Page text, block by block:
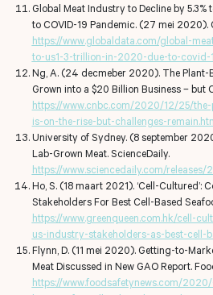
Global Meat Industry to Decline by 5.3%
to COVID-19 Pandemic. (27 mei 2020).
https://www.globaldata.com/global-
to-us1-3-trillion-in-2020-due-to-covid-
Ng, A. (24 decmeber 2020). The Plant-
Grown into a $20 Billion Business – but
https://www.cnbc.com/2020/12/25/
is-on-the-rise-but-challenges-
University of Sydney. (8 september
Lab-Grown Meat.ScienceDaily.
https://www.sciencedaily.com/
Ho, S. (18 maart 2021). ‘Cell-Cultured’:
Stakeholders For Best Cell-Based
https://www.greenqueen.com.hk/cell-
us-industry-stakeholders-as-best-cell-
Flynn, D. (11 mei 2020). Getting-to-
Meat Discussed in New GAO Report.
https://www.foodsafetynews.com/